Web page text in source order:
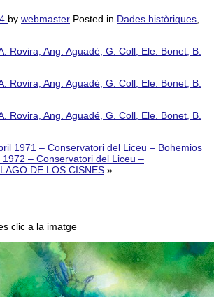
by webmaster Posted in Dades històriques
Rovira, Ang. Aguadé, G. Coll, Ele. Bonet, B.
Rovira, Ang. Aguadé, G. Coll, Ele. Bonet, B.
Rovira, Ang. Aguadé, G. Coll, Ele. Bonet, B.
1971 – Conservatori del Liceu – Bohemios
1972 – Conservatori del Liceu –
DE LOS CISNES »
clic a la imatge